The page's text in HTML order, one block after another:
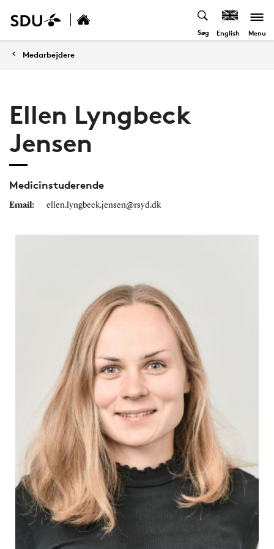
Søg English Menu
Medarbejdere
Ellen Lyngbeck
Jensen
Medicinstuderende
Email: ellen.lyngbeck.jensen@rsyd.dk